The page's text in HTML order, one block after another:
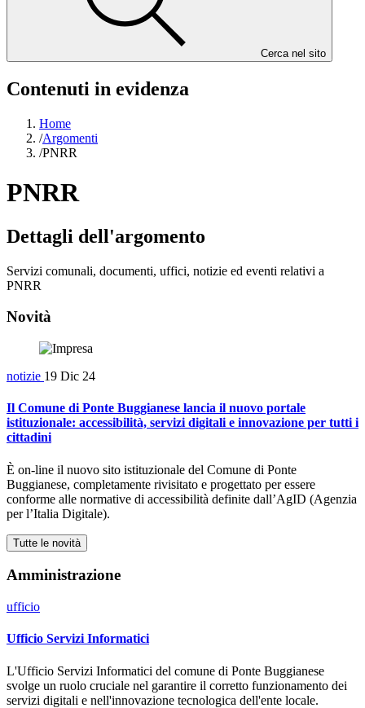
Cerca nel sito
Contenuti in evidenza
Home
/Argomenti
/PNRR
PNRR
Dettagli dell'argomento
Servizi comunali, documenti, uffici, notizie ed eventi relativi a
PNRR
Novità
notizie 19 Dic 24
Il Comune di Ponte Buggianese lancia il nuovo portale
istituzionale: accessibilità, servizi digitali e innovazione per tutti i
cittadini
È on-line il nuovo sito istituzionale del Comune di Ponte
Buggianese, completamente rivisitato e progettato per essere
conforme alle normative di accessibilità definite dall’AgID (Agenzia
per l’Italia Digitale).
Tutte le novità
Amministrazione
ufficio
Ufficio Servizi Informatici
L'Ufficio Servizi Informatici del comune di Ponte Buggianese
svolge un ruolo cruciale nel garantire il corretto funzionamento dei
servizi digitali e nell'innovazione tecnologica dell'ente locale.